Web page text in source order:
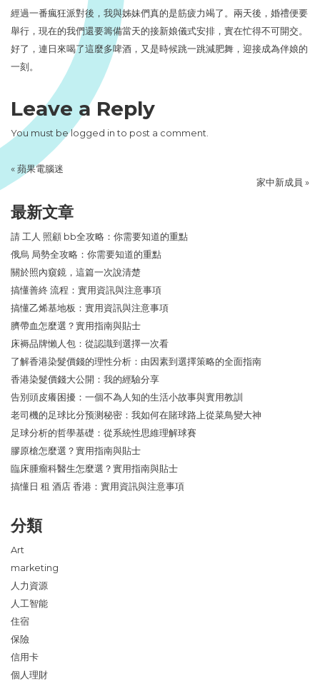
經過一番瘋狂派對後，我與姊妹們真的是筋疲力竭了。兩天後，婚禮便要
舉行，現在的我們還要籌備當天的接新娘儀式安排，實在忙得不可開交。
好了，連日來喝了這麼多啤酒，又是時候跳一跳減肥舞，迎接成為伴娘的
一刻。
Leave a Reply
You must belogged in to post a comment.
« 蘋果電腦迷
家中新成員 »
最新文章
請 工人 照顧 bb全攻略：你需要知道的重點
俄烏 局勢全攻略：你需要知道的重點
關於照內窺鏡，這篇一次說清楚
搞懂善終 流程：實用資訊與注意事項
搞懂乙烯基地板：實用資訊與注意事項
臍帶血怎麼選？實用指南與貼士
床褥品牌懶人包：從認識到選擇一次看
了解香港染髮價錢的理性分析：由因素到選擇策略的全面指南
香港染髮價錢大公開：我的經驗分享
告別頭皮癢困擾：一個不為人知的生活小故事與實用教訓
老司機的足球比分预测秘密：我如何在賭球路上從菜鳥變大神
足球分析的哲學基礎：從系統性思維理解球賽
膠原槍怎麼選？實用指南與貼士
臨床腫瘤科醫生怎麼選？實用指南與貼士
搞懂日 租 酒店 香港：實用資訊與注意事項
分類
Art
marketing
人力資源
人工智能
住宿
保險
信用卡
個人理財